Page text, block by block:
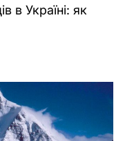
в Україні: як